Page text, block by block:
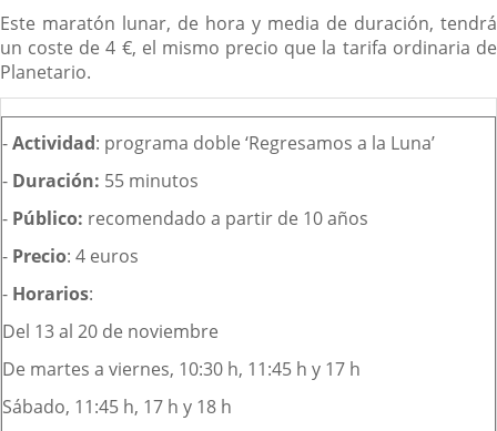
Este maratón lunar, de hora y media de duración, tendrá
un coste de 4 €, el mismo precio que la tarifa ordinaria de
Planetario.
-Actividad: programa doble ‘Regresamos a la Luna’
- Duración: 55 minutos
- Público: recomendado a partir de 10 años
- Precio: 4 euros
- Horarios:
Del 13 al 20 de noviembre
De martes a viernes, 10:30 h, 11:45 h y 17 h
Sábado, 11:45 h, 17 h y 18 h